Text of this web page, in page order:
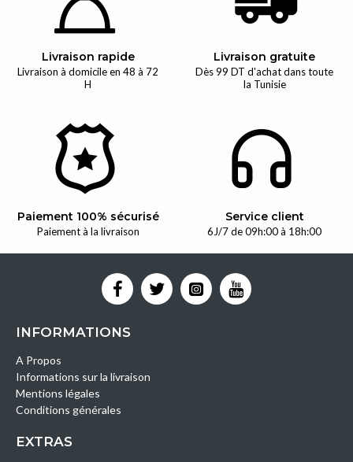
Livraison rapide
Livraison à domicile en 48 à 72
H
Livraison gratuite
Dès 99 DT d'achat dans toute
la Tunisie
Paiement 100% sécurisé
Paiement à la livraison
Service client
6J/7 de 09h:00 à 18h:00
INFORMATIONS
A Propos
Informations sur la livraison
Mentions légales
Conditions générales
EXTRAS